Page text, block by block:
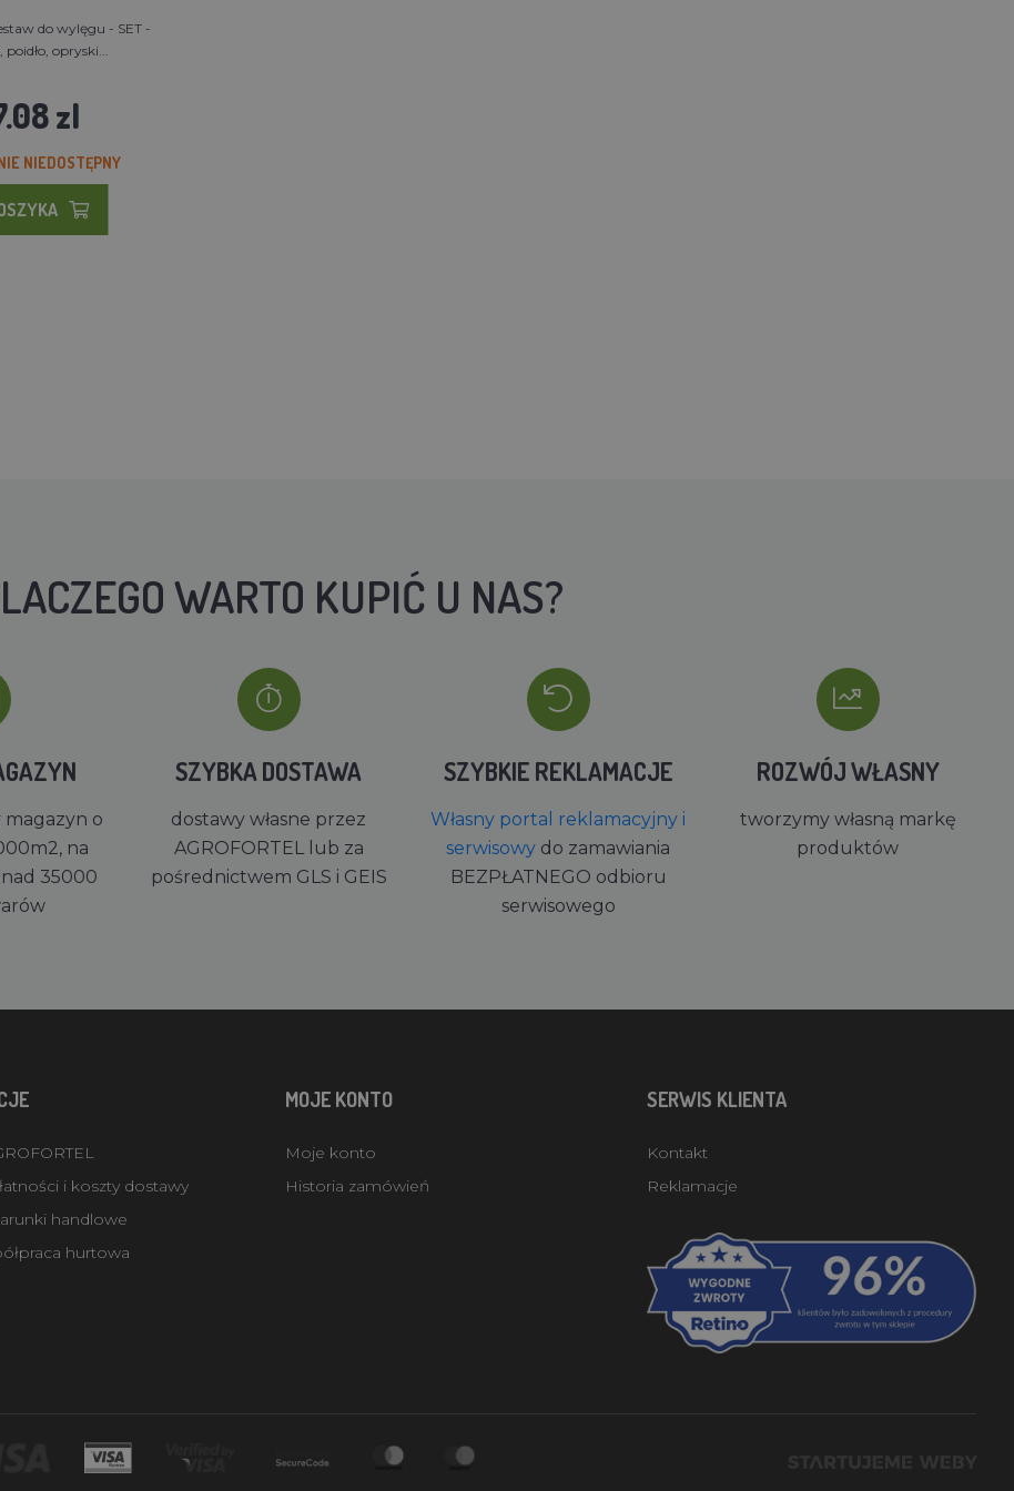
do wylęgu - SET -
opryski...
zl
NIEDOSTĘPNY
WARTO KUPIĆ U NAS?
magazyn o
na
35000
SZYBKA DOSTAWA
dostawy własne przez
AGROFORTEL lub za
pośrednictwem GLS i GEIS
SZYBKIE REKLAMACJE
Własny portal reklamacyjny i
serwisowy do zamawiania
BEZPŁATNEGO odbioru
serwisowego
ROZWÓJ WŁASNY
tworzymy własną markę
produktów
i koszty dostawy
handlowe
hurtowa
MOJE KONTO
Moje konto
Historia zamówień
SERWIS KLIENTA
Kontakt
Reklamacje